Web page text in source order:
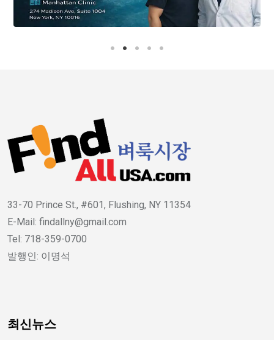
33-70 Prince St., #601, Flushing, NY 11354
E-Mail: findallny@gmail.com
Tel: 718-359-0700
발행인: 이명석
최신뉴스